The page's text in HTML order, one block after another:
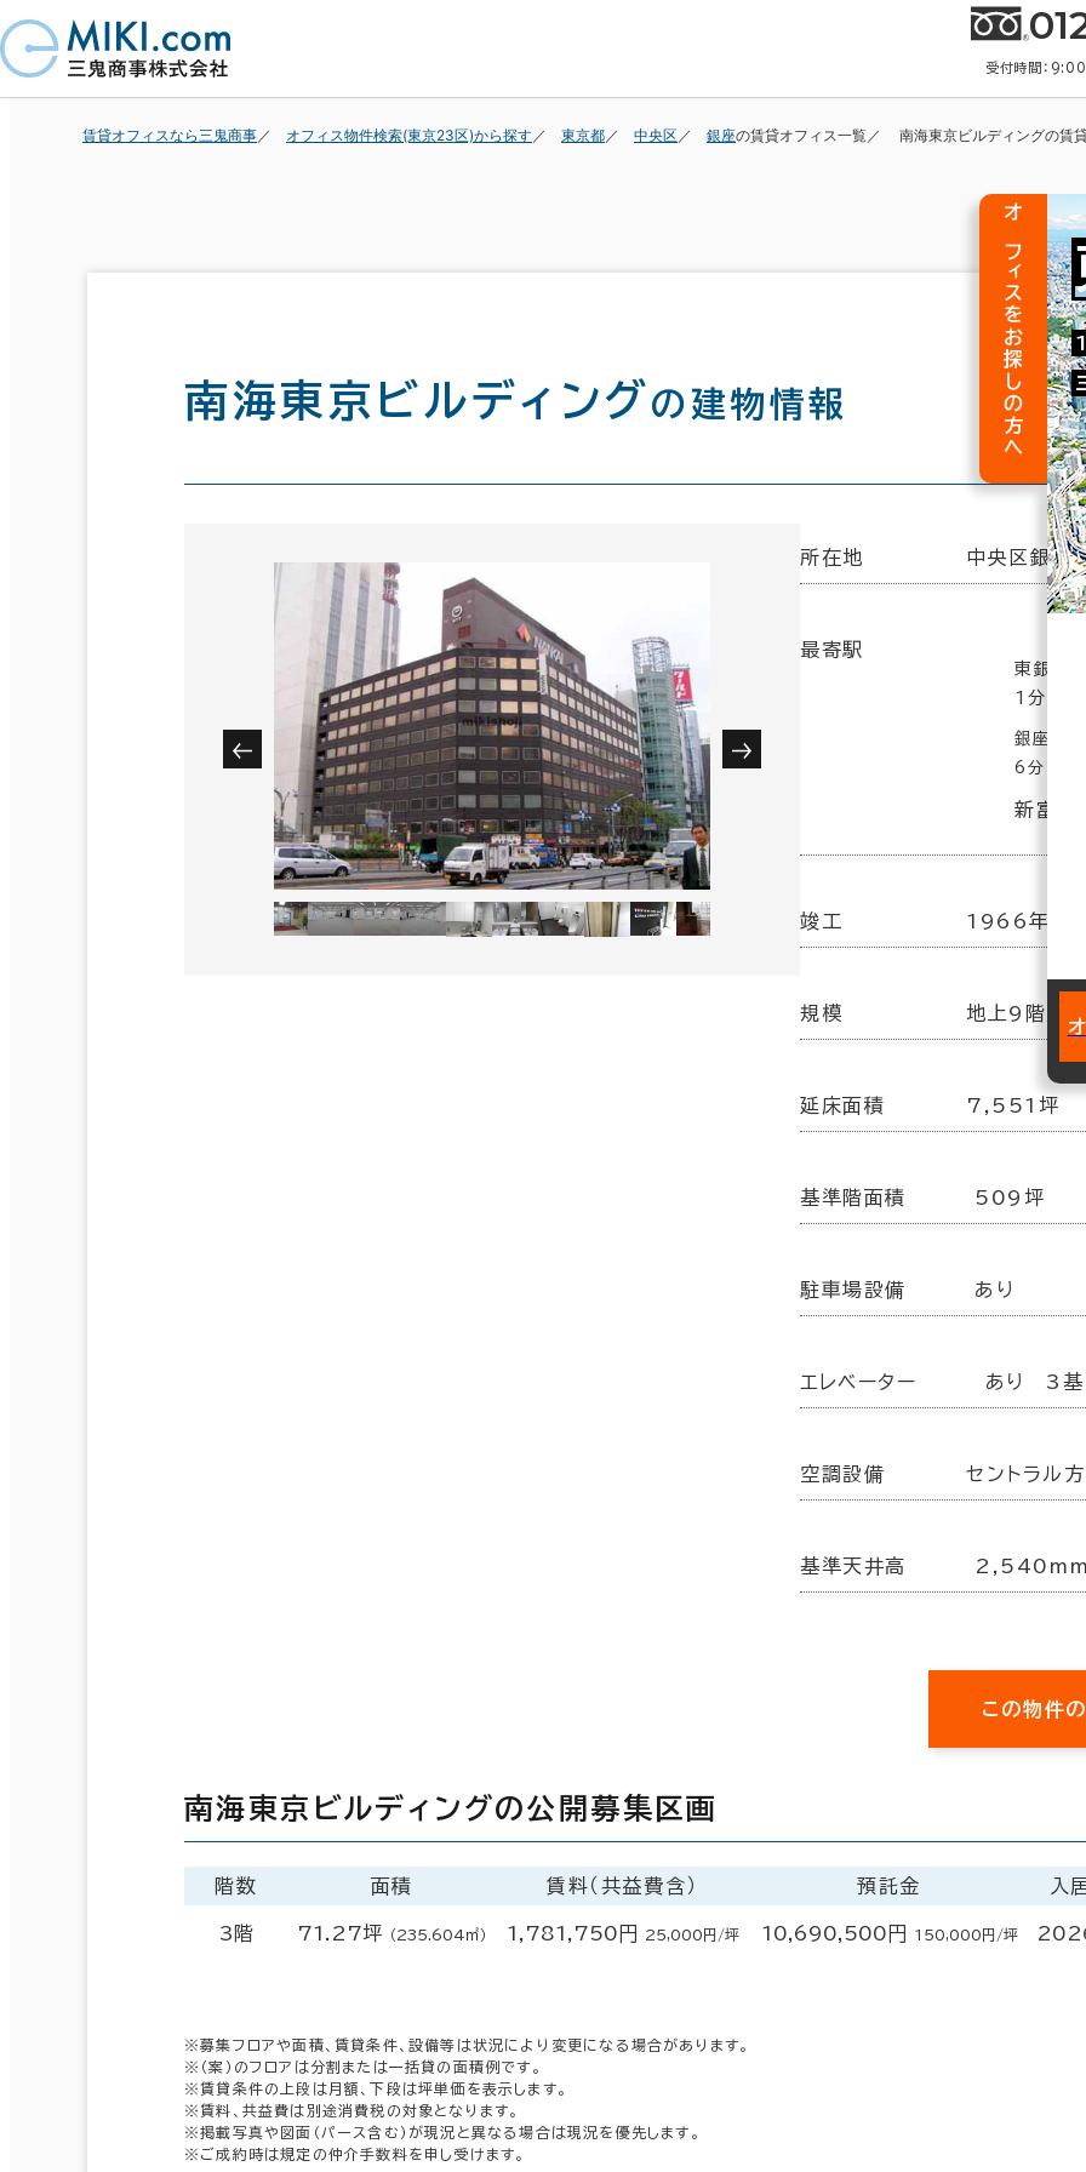
受付時間：
賃貸オフィスなら三鬼商事 オフィス物件検索(東京23区)から探す 東京都 中央区 銀座の賃貸オフィス一覧 南海東京ビルディングの賃
南海東京ビルディングの建物情報
所在地 中央区銀
最寄駅
東銀座
1分
銀座駅(
6分
新富町
竣工 1966年12月
規模 地上9階／
延床面積 7,551坪
基準階面積 509坪
駐車場設備 あり
エレベーター あり 3基
空調設備 セントラル
基準天井高
この物件
南海東京ビルディングの公開募集区画
階数 面積 賃料（共益費含） 預託金 入
3階 71.27坪 （235.604㎡） 1,781,750円 25,000円/坪 10,690,500円 150,000円/坪
※募集フロアや面積、賃貸条件、設備等は状況により変更になる場合があります。
※（案）のフロアは分割または一括貸の面積例です。
※賃貸条件の上段は月額、下段は坪単価を表示します。
※賃料、共益費は別途消費税の対象となります。
※掲載写真や図面（パース含む）が現況と異なる場合は現況を優先します。
※ご成約時は規定の仲介手数料を申し受けます。
オフィスをお探しの方へ